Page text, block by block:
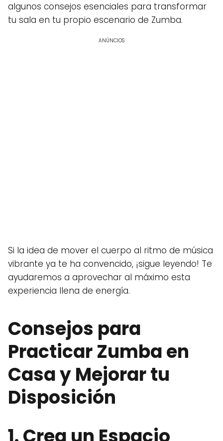
algunos consejos esenciales para transformar
tu sala en tu propio escenario de Zumba.
ANÚNCIOS
Si la idea de mover el cuerpo al ritmo de música
vibrante ya te ha convencido, ¡sigue leyendo! Te
ayudaremos a aprovechar al máximo esta
experiencia llena de energía.
Consejos para
Practicar Zumba en
Casa y Mejorar tu
Disposición